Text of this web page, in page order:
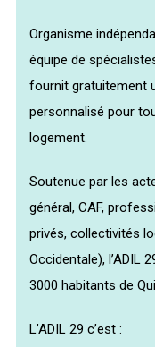
Organisme
équipe de
fournit gratuitement
personnalisé pour
logement.
Soutenue par les
général, CAF,
privés, collectivités
Occidentale), l’ADIL
3000 habitants de
L’ADIL 29 c’est :